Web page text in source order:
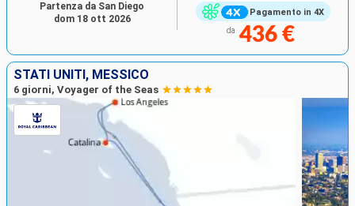
Pagamento in 4X
da 436 €
Partenza da San Diego
dom 18 ott 2026
STATI UNITI, MESSICO
6 giorni, Voyager of the Seas